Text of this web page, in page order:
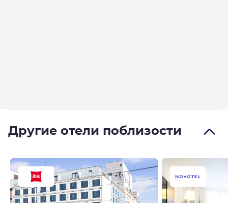
Другие отели поблизости